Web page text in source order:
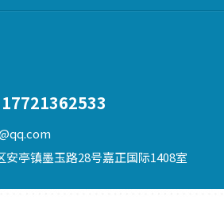
安亭镇墨玉路28号嘉正国际1408室